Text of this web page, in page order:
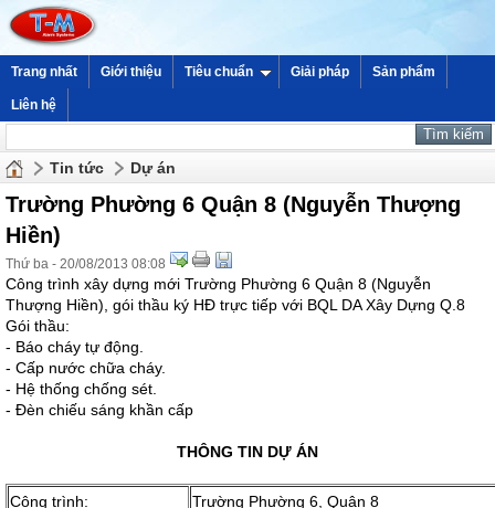
Trang nhất Giới thiệu Tiêu chuẩn Giải pháp Sản phẩm
Liên hệ
Tin tức Dự án
Trường Phường 6 Quận 8 (Nguyễn Thượng
Hiền)
Thứ ba - 20/08/2013 08:08
Công trình xây dựng mới Trường Phường 6 Quận 8 (Nguyễn
Thượng Hiền), gói thầu ký HĐ trực tiếp với BQL DA Xây Dựng Q.8
Gói thầu:
- Báo cháy tự động.
- Cấp nước chữa cháy.
- Hệ thống chống sét.
- Đèn chiếu sáng khần cấp
THÔNG TIN DỰ ÁN
Công trình:
Trường Phường 6, Quận 8